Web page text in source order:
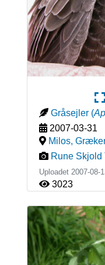
Gråsejler (
2007-03-31
Milos,
Rune
Uploadet 2007-08-
3023